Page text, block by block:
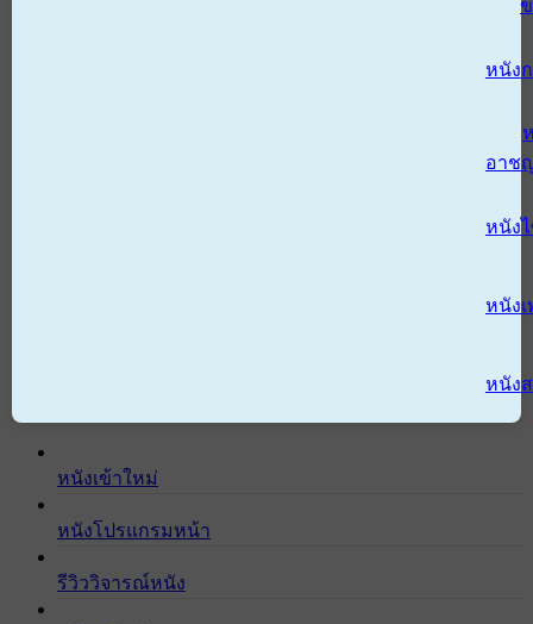
หนัง
อาช
หนัง
หนังเ
หนัง
หนังเข้าใหม่
หนังโปรแกรมหน้า
รีวิววิจารณ์หนัง